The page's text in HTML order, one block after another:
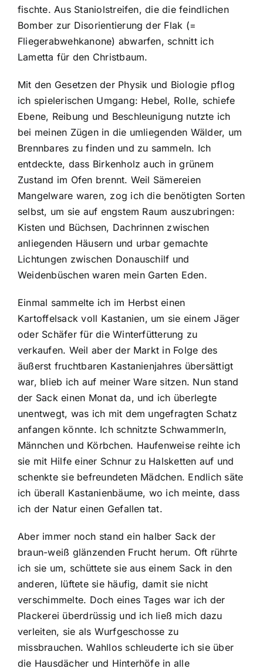
fischte. Aus Staniolstreifen, die die feindlichen
Bomber zur Disorientierung der Flak (=
Fliegerabwehkanone) abwarfen, schnitt ich
Lametta für den Christbaum.
Mit den Gesetzen der Physik und Biologie pflog
ich spielerischen Umgang: Hebel, Rolle, schiefe
Ebene, Reibung und Beschleunigung nutzte ich
bei meinen Zügen in die umliegenden Wälder, um
Brennbares zu finden und zu sammeln. Ich
entdeckte, dass Birkenholz auch in grünem
Zustand im Ofen brennt. Weil Sämereien
Mangelware waren, zog ich die benötigten Sorten
selbst, um sie auf engstem Raum auszubringen:
Kisten und Büchsen, Dachrinnen zwischen
anliegenden Häusern und urbar gemachte
Lichtungen zwischen Donauschilf und
Weidenbüschen waren mein Garten Eden.
Einmal sammelte ich im Herbst einen
Kartoffelsack voll Kastanien, um sie einem Jäger
oder Schäfer für die Winterfütterung zu
verkaufen. Weil aber der Markt in Folge des
äußerst fruchtbaren Kastanienjahres übersättigt
war, blieb ich auf meiner Ware sitzen. Nun stand
der Sack einen Monat da, und ich überlegte
unentwegt, was ich mit dem ungefragten Schatz
anfangen könnte. Ich schnitzte Schwammerln,
Männchen und Körbchen. Haufenweise reihte ich
sie mit Hilfe einer Schnur zu Halsketten auf und
schenkte sie befreundeten Mädchen. Endlich säte
ich überall Kastanienbäume, wo ich meinte, dass
ich der Natur einen Gefallen tat.
Aber immer noch stand ein halber Sack der
braun-weiß glänzenden Frucht herum. Oft rührte
ich sie um, schüttete sie aus einem Sack in den
anderen, lüftete sie häufig, damit sie nicht
verschimmelte. Doch eines Tages war ich der
Plackerei überdrüssig und ich ließ mich dazu
verleiten, sie als Wurfgeschosse zu
missbrauchen. Wahllos schleuderte ich sie über
die Hausdächer und Hinterhöfe in alle